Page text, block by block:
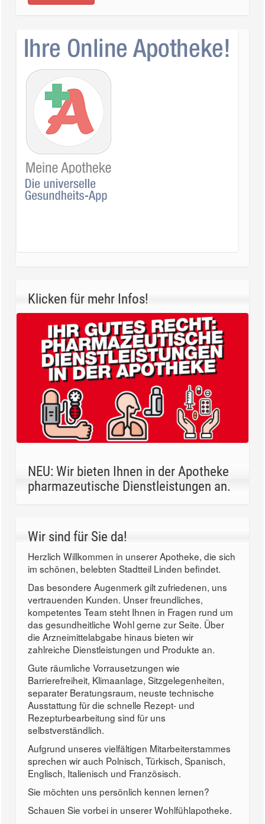
Klicken für mehr Infos!
NEU: Wir bieten Ihnen in der Apotheke
pharmazeutische Dienstleistungen an.
Wir sind für Sie da!
Herzlich Willkommen in unserer Apotheke, die sich
im schönen, belebten Stadtteil Linden befindet.
Das besondere Augenmerk gilt zufriedenen, uns
vertrauenden Kunden. Unser freundliches,
kompetentes Team steht Ihnen in Fragen rund um
das gesundheitliche Wohl gerne zur Seite. Über
die Arzneimittelabgabe hinaus bieten wir
zahlreiche Dienstleistungen und Produkte an.
Gute räumliche Vorrausetzungen wie
Barrierefreiheit, Klimaanlage, Sitzgelegenheiten,
separater Beratungsraum, neuste technische
Ausstattung für die schnelle Rezept- und
Rezepturbearbeitung sind für uns
selbstverständlich.
Aufgrund unseres vielfältigen Mitarbeiterstammes
sprechen wir auch Polnisch, Türkisch, Spanisch,
Englisch, Italienisch und Französisch.
Sie möchten uns persönlich kennen lernen?
Schauen Sie vorbei in unserer Wohlfühlapotheke.